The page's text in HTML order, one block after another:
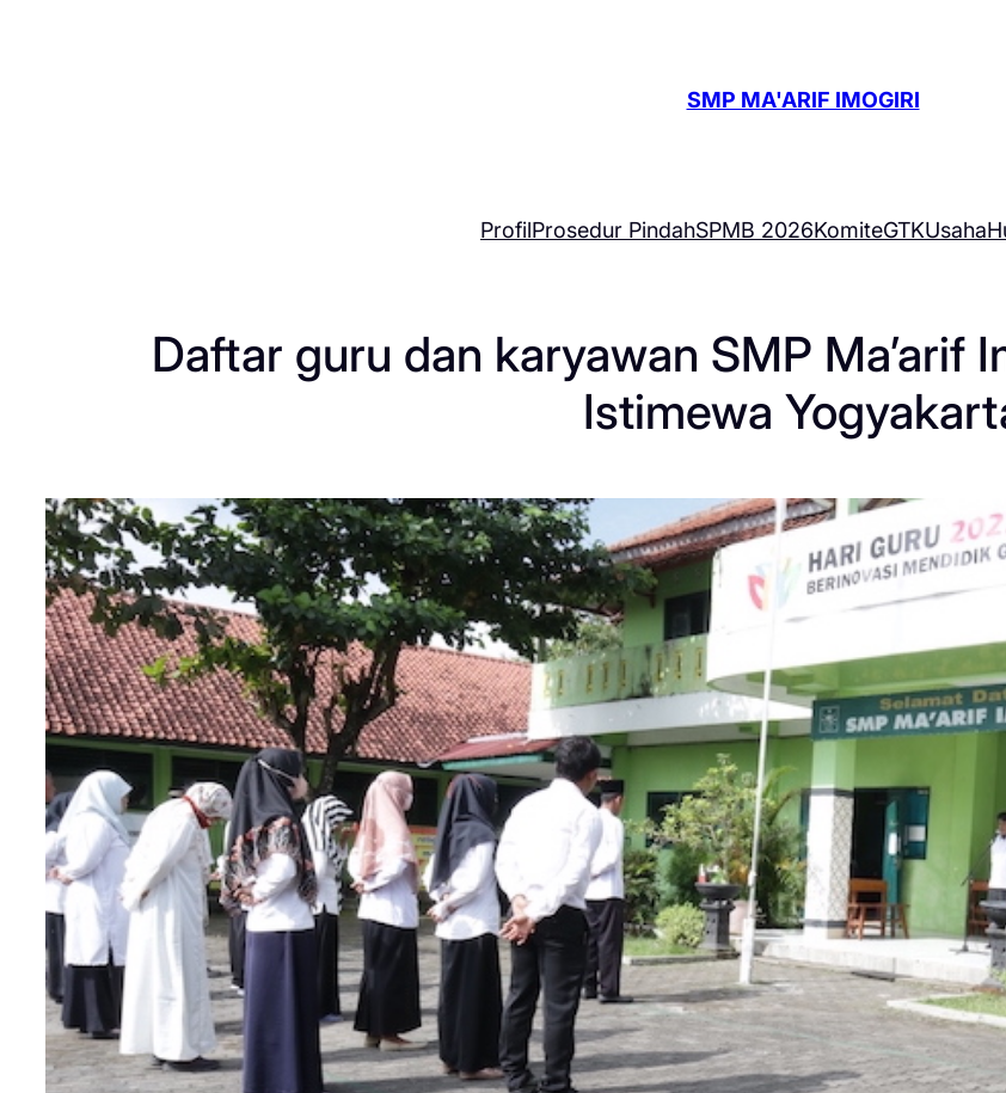
SMP MA'ARIF IMOGIRI
ProfilProsedur PindahSPMB 2026KomiteGTKUsaha
Daftar guru dan karyawan SMP Ma’arif
Istimewa